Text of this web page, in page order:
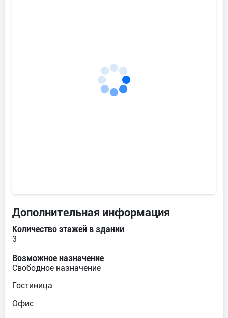
Дополнительная информация
Количество этажей в здании
3
Возможное назначение
Свободное назначение
Гостиница
Офис